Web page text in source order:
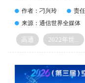
作者：刁兴玲 责
来源：通信世界全媒体
高通 2022年世...